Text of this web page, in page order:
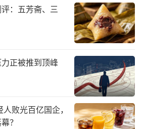
要桥梁。此次张连三主任率
“一国两制”国家战略的实际
注入了新动能。我们期待以
推动两地在文化研学、资源
深化合作，一方面引导澳门
另一方面助力山东优质产品经
家及全球市场，实现优势互
：五芳斋、三
正被推到顶峰
败光百亿国企，
？